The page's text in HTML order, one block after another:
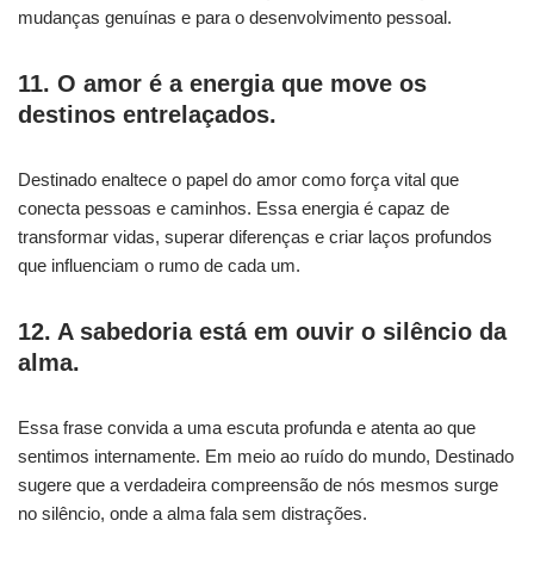
mudanças genuínas e para o desenvolvimento pessoal.
11. O amor é a energia que move os
destinos entrelaçados.
Destinado enaltece o papel do amor como força vital que
conecta pessoas e caminhos. Essa energia é capaz de
transformar vidas, superar diferenças e criar laços profundos
que influenciam o rumo de cada um.
12. A sabedoria está em ouvir o silêncio da
alma.
Essa frase convida a uma escuta profunda e atenta ao que
sentimos internamente. Em meio ao ruído do mundo, Destinado
sugere que a verdadeira compreensão de nós mesmos surge
no silêncio, onde a alma fala sem distrações.